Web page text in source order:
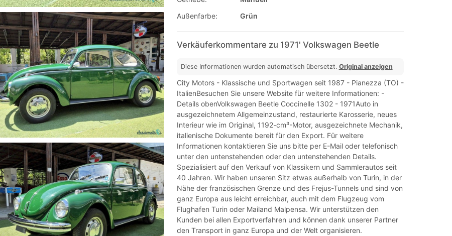
Außenfarbe:
Grün
Verkäuferkommentare zu 1971' Volkswagen Beetle
Diese Informationen wurden automatisch übersetzt. Original anzeigen
City Motors - Klassische und Sportwagen seit 1987 - Pianezza (TO) -
ItalienBesuchen Sie unsere Website für weitere Informationen: -
Details obenVolkswagen Beetle Coccinelle 1302 - 1971Auto in
ausgezeichnetem Allgemeinzustand, restaurierte Karosserie, neues
Interieur wie im Original, 1192-cm³-Motor, ausgezeichnete Mechanik,
italienische Dokumente bereit für den Export. Für weitere
Informationen kontaktieren Sie uns bitte per E-Mail oder telefonisch
unter den untenstehenden oder den untenstehenden Details.
Spezialisiert auf den Verkauf von Klassikern und Sammlerautos seit
40 Jahren. Wir haben unseren Sitz etwas außerhalb von Turin, in der
Nähe der französischen Grenze und des Frejus-Tunnels und sind von
ganz Europa aus leicht erreichbar, auch mit dem Flugzeug vom
Flughafen Turin oder Mailand Malpensa. Wir unterstützen den
Kunden bei allen Exportverfahren und können dank unserer Partner
den Transport in ganz Europa und der Welt organisieren.